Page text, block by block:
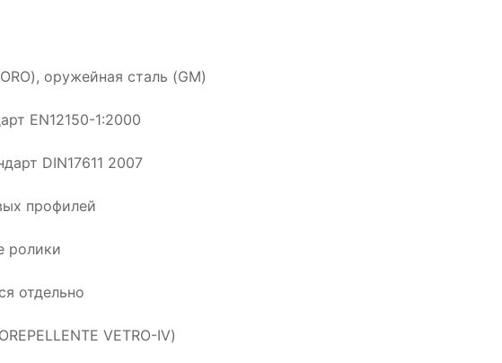
оружейная сталь (GM)
EN12150-1:2000
DIN17611 2007
профилей
ролики
отдельно
VETRO-IV)